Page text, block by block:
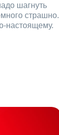
шагнуть
страшно.